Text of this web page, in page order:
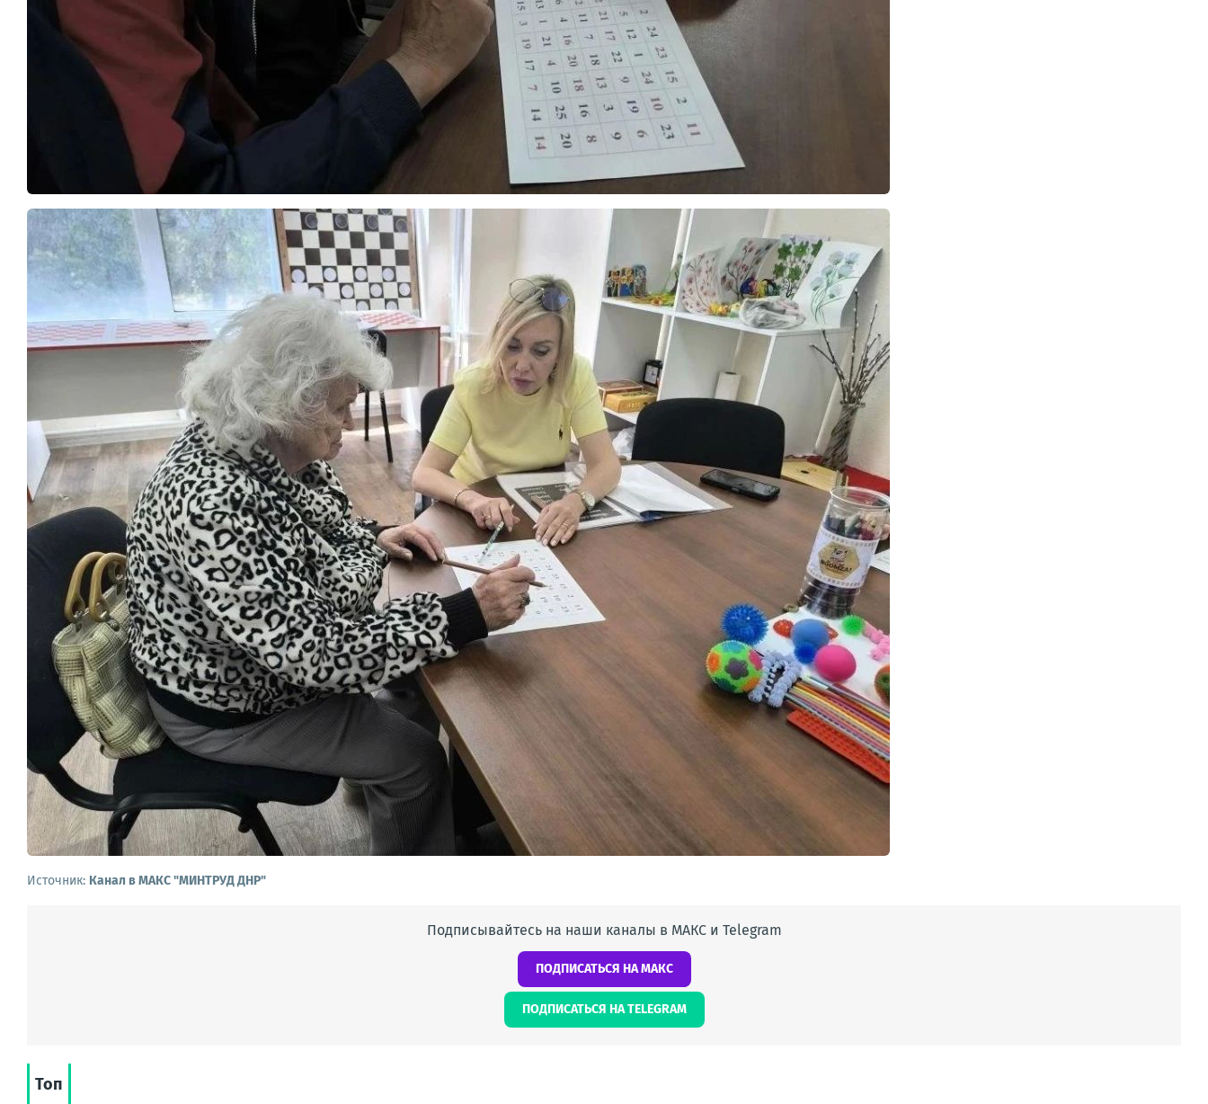
Источник: Канал в МАКС "МИНТРУД ДНР"
Подписывайтесь на наши каналы в МАКС и Telegram
ПОДПИСАТЬСЯ НА МАКС
ПОДПИСАТЬСЯ НА TELEGRAM
Топ